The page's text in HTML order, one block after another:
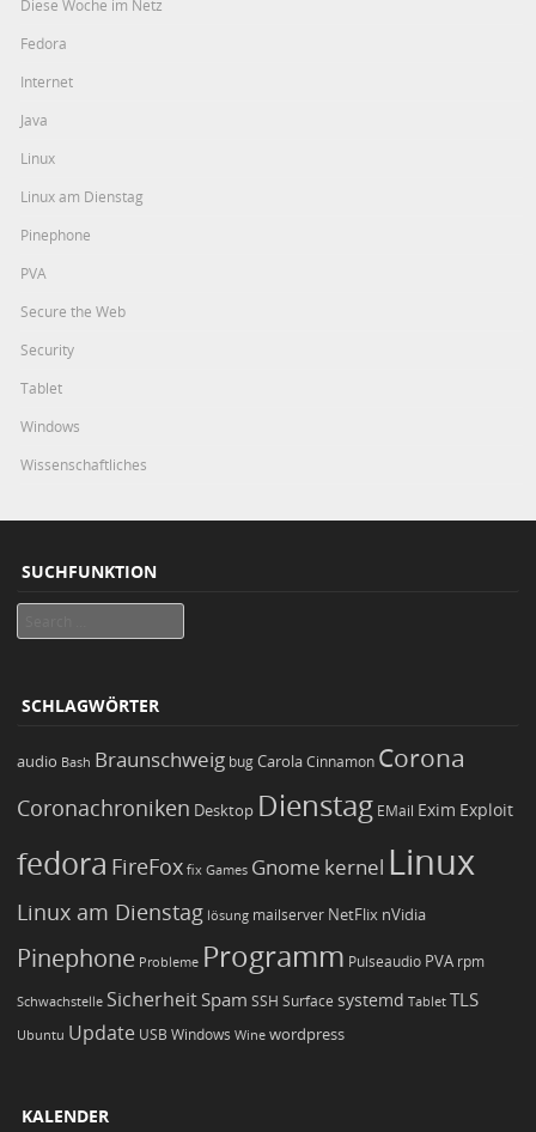
Diese Woche im Netz
Fedora
Internet
Java
Linux
Linux am Dienstag
Pinephone
PVA
Secure the Web
Security
Tablet
Windows
Wissenschaftliches
SUCHFUNKTION
SCHLAGWÖRTER
audio Bash Braunschweig bugCarola Cinnamon Corona
Coronachroniken Desktop Dienstag EMail Exim Exploit
fedora FireFox fix Games Gnome kernel Linux
Linux am Dienstag lösung mailserver NetFlix nVidia
Pinephone Probleme Programm Pulseaudio PVA rpm
Schwachstelle Sicherheit Spam SSH Surface systemd Tablet TLS
Ubuntu Update USB Windows Wine wordpress
KALENDER